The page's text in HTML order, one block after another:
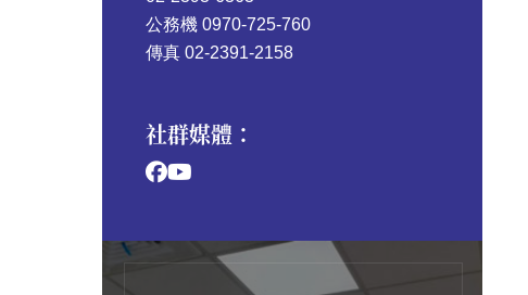
公務機 0970-725-760
傳真 02-2391-2158
社群媒體：